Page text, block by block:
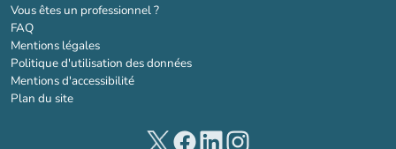
Vous êtes un professionnel ?(nouvel onglet)
FAQ
Mentions légales
Politique d'utilisation des données
Mentions d'accessibilité
Plan du site
(nouvel onglet)
(nouvel onglet)
(nouvel onglet)